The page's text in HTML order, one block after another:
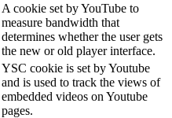
A cookie set by YouTube to
measure bandwidth that
determines whether the user gets
the new or old player interface.
YSC cookie is set by Youtube
and is used to track the views of
embedded videos on Youtube
pages.